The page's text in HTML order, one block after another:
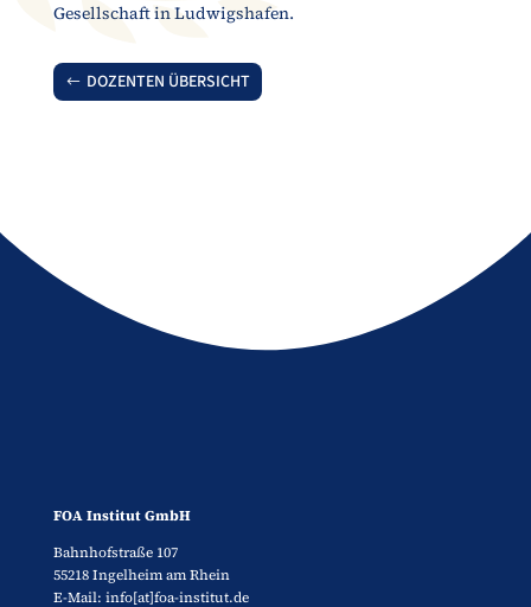
Gesellschaft in Ludwigshafen.
DOZENTEN ÜBERSICHT
FOA Institut GmbH
Bahnhofstraße 107
55218 Ingelheim am Rhein
E-Mail: info[at]foa-institut.de